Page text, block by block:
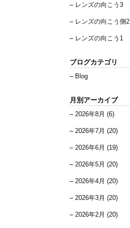
レンズの向こう3
レンズの向こう側2
レンズの向こう1
ブログカテゴリ
Blog
月別アーカイブ
2026年8月 (6)
2026年7月 (20)
2026年6月 (19)
2026年5月 (20)
2026年4月 (20)
2026年3月 (20)
2026年2月 (20)